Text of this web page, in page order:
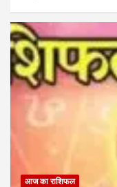
आज का राशिफल